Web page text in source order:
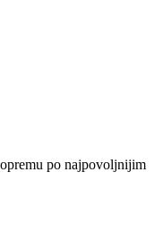
po najpovoljnijim